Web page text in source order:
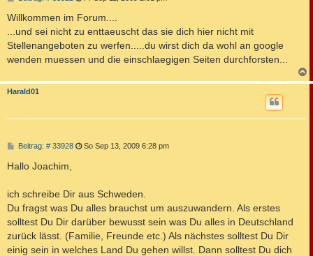
i
r
a
g
Willkommen im Forum....
...und sei nicht zu enttaeuscht das sie dich hier nicht mit
Stellenangeboten zu werfen.....du wirst dich da wohl an google
wenden muessen und die einschlaegigen Seiten durchforsten...
a
Harald01
Beitrag: # 33928B
g
So Sep 13, 2009 6:28 pm
Hallo Joachim,
ich schreibe Dir aus Schweden.
Du fragst was Du alles brauchst um auszuwandern. Als erstes
solltest Du Dir darüber bewusst sein was Du alles in Deutschland
zurück lässt. (Familie, Freunde etc.) Als nächstes solltest Du Dir
einig sein in welches Land Du gehen willst. Dann solltest Du dich